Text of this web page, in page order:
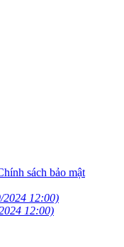
sách bảo mật
2024 12:00)
12:00)